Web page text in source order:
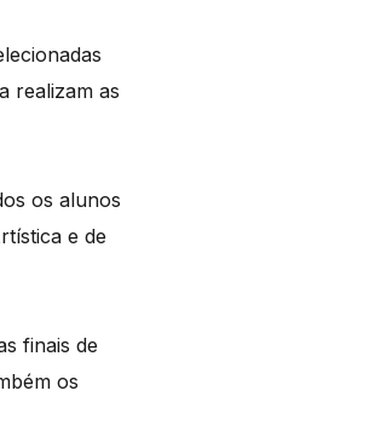
realizam as
os alunos
e de
finais de
os